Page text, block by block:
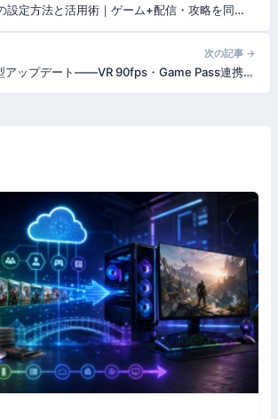
デュアルモニターの設定方法と活用術｜ゲーム+配信・攻略を同時にこなす環境の作り方【2026年版】
次の記事 →
GeForce NOW大型アップデート——VR 90fps・Game Pass連携・GOG統合。GPU高騰時代の「買わない選択肢」が進化した